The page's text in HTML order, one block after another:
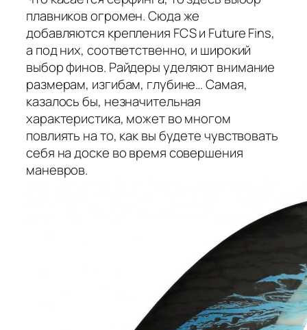
плавников огромен. Сюда же
добавляются крепления FCS и Future Fins,
а под них, соответственно, и широкий
выбор финов. Райдеры уделяют внимание
размерам, изгибам, глубине… Самая,
казалось бы, незначительная
характеристика, может во многом
повлиять на то, как вы будете чувствовать
себя на доске во время совершения
маневров.